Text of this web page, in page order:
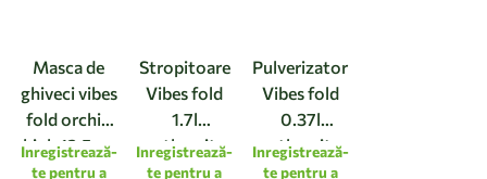
Masca de
ghiveci vibes
fold orchid
high 12,5cm
linen white
Inregistrează-
te pentru a
Stropitoare
Vibes fold
1.7l
anthracite
Inregistrează-
te pentru a
Pulverizator
Vibes fold
0.37l
anthracite
Inregistrează-
te pentru a